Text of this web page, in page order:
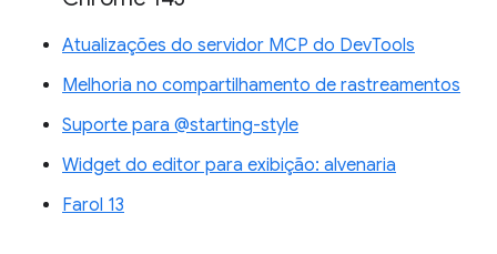
Atualizações do servidor MCP do DevTools
Melhoria no compartilhamento de rastreamentos
Suporte para @starting-style
Widget do editor para exibição: alvenaria
Farol 13